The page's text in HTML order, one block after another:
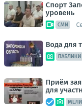
Спорт
уровень
СМИ
Вода для
ПАБЛИКИ
Приём
для